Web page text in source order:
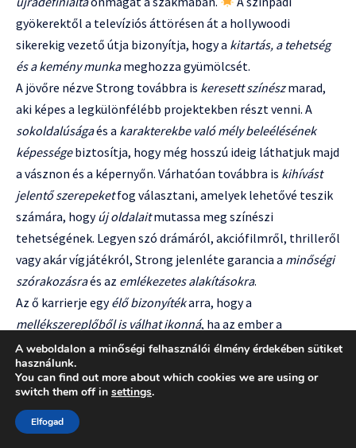
gyökerektől a televíziós áttörésen át a hollywoodi
sikerekig vezető útja bizonyítja, hogy a kitartás, a tehetség
és a kemény munkameghozza gyümölcsét.
A jövőre nézve Strong továbbra is keresett színészmarad,
aki képes a legkülönfélébb projektekben részt venni. A
sokoldalúságaés a karakterekbe való mély beleélésének
képességebiztosítja, hogy még hosszú ideig láthatjuk majd
a vásznon és a képernyőn. Várhatóan továbbra is kihívást
jelentő szerepeketfog választani, amelyek lehetővé teszik
számára, hogyúj oldalaitmutassa meg színészi
tehetségének. Legyen szó drámáról, akciófilmről, thrilleről
vagy akár vígjátékról, Strong jelenléte garancia a minőségi
szórakozásraés az emlékezetes alakításokra.
Az ő karrierje egyélő bizonyítékarra, hogy a
mellékszereplőből is válhat ikonná, ha az ember a
mesterségét helyezi előtérbea hírnév hajszolása helyett.
Strongdiszkrét, de annál hatásosabb jelenléte
filmvásznon és a televízióban
nézőkben, és folyamatosan emlékeztet minket arra, hogy
avalódi színészi tehetség
A weboldalon a minőségi felhasználói élmény érdekében sütiket
használunk.
You can find out more about which cookies we are using or
switch them off in settings.
Elfogad